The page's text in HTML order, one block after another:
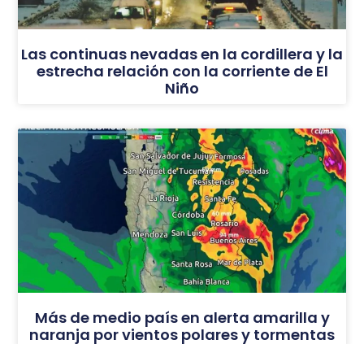
Las continuas nevadas en la cordillera y la
estrecha relación con la corriente de El
Niño
Más de medio país en alerta amarilla y
naranja por vientos polares y tormentas